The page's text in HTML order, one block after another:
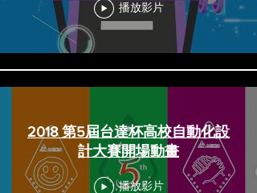
播放影片
2018 第5屆台達杯高校自動化設
計大賽開場動畫
播放影片